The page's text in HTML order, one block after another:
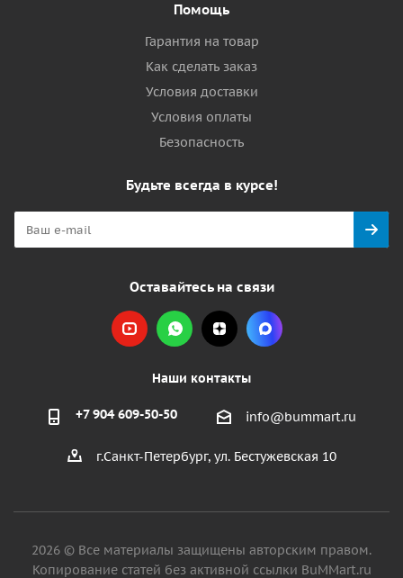
Помощь
Гарантия на товар
Как сделать заказ
Условия доставки
Условия оплаты
Безопасность
Будьте всегда в курсе!
Оставайтесь на связи
Наши контакты
+7 904 609-50-50 info@bummart.ru
г.Санкт-Петербург, ул. Бестужевская 10
2026 © Все материалы защищены авторским правом.
Копирование статей без активной ссылки BuMMart.ru